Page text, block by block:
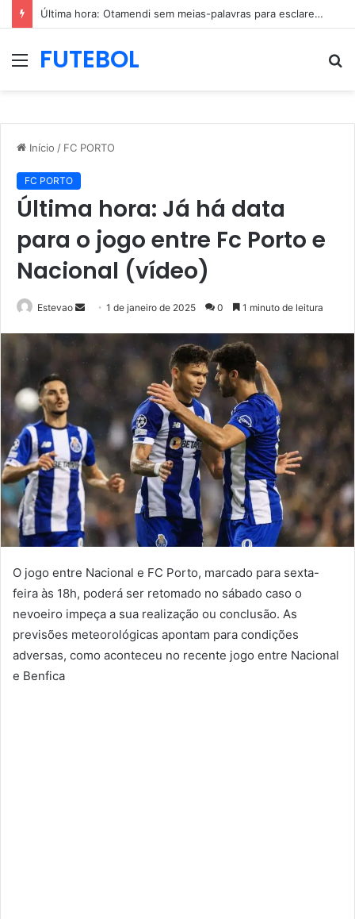
Última hora: Otamendi sem meias-palavras para esclarecer a polêmica após derrota diante do Sporting (vídeo)
MenuFUTEBOL
Início / FC PORTO
FC PORTO
Última hora: Já há data
para o jogo entre Fc Porto e
Nacional (vídeo)
Estevao
Mande
e-
mail
1 de janeiro de 2025 0 1 minuto de leitura
O jogo entre Nacional e FC Porto, marcado para sexta-
feira às 18h, poderá ser retomado no sábado caso o
nevoeiro impeça a sua realização ou conclusão. As
previsões meteorológicas apontam para condições
adversas, como aconteceu no recente jogo entre Nacional
e Benfica